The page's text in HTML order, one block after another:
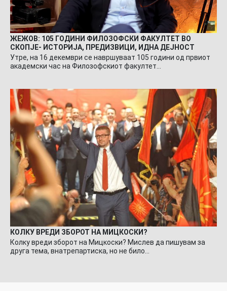
ЖЕЖОВ: 105 ГОДИНИ ФИЛОЗОФСКИ ФАКУЛТЕТ ВО
СКОПЈЕ- ИСТОРИЈА, ПРЕДИЗВИЦИ, ИДНА ДЕЈНОСТ
Утре, на 16 декември се навршуваат 105 години од првиот
академски час на Филозофскиот факултет…
КОЛКУ ВРЕДИ ЗБОРОТ НА МИЦКОСКИ?
Колку вреди зборот на Мицкоски? Мислев да пишувам за
друга тема, внатрепартиска, но не било…